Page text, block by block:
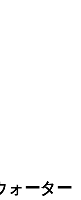
ォーター